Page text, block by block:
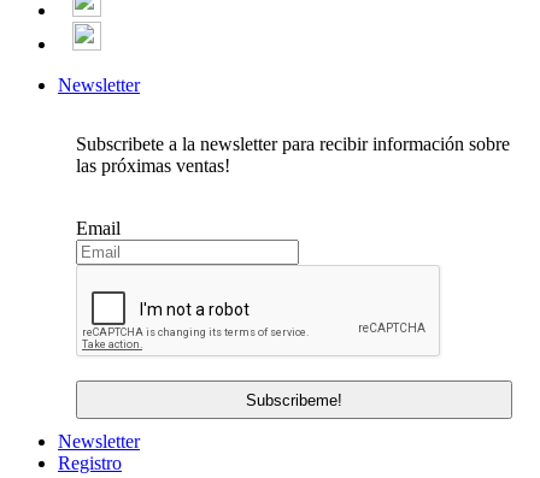
Newsletter
Subscribete a la newsletter para recibir información sobre
las próximas ventas!
Email
Newsletter
Registro